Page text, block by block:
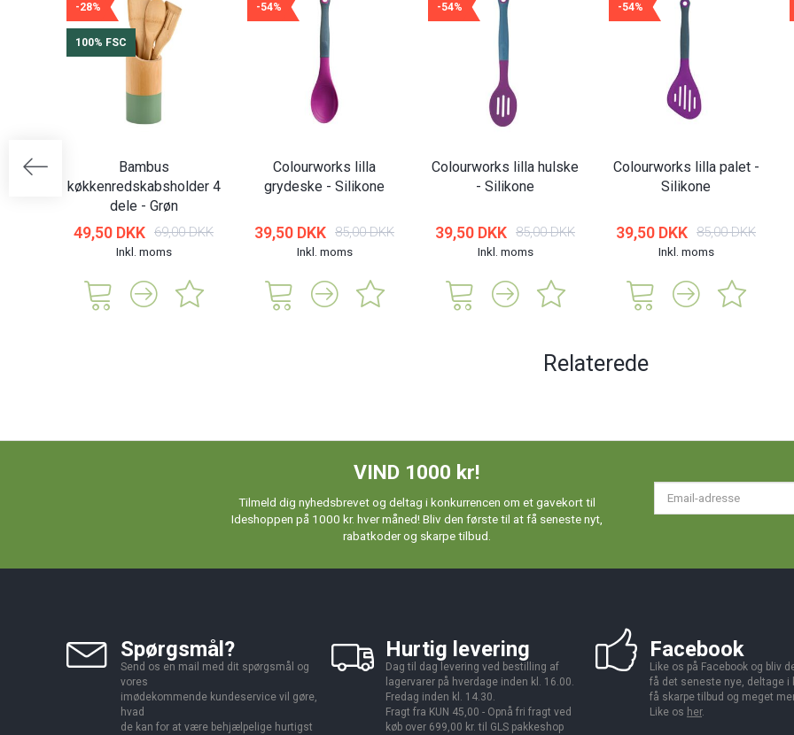
-28%
100% FSC
Bambus
køkkenredskabsholder 4
dele - Grøn
49,50 DKK 69,00 DKK
Inkl. moms
-54%
Colourworks lilla
grydeske - Silikone
39,50 DKK 85,00 DKK
Inkl. moms
-54%
Colourworks lilla hulske
- Silikone
39,50 DKK 85,00 DKK
Inkl. moms
-54%
Colourworks lilla palet -
Silikone
39,50 DKK 85,00 DKK
Inkl. moms
Relaterede
VIND 1000 kr!
Tilmeld dig nyhedsbrevet og deltag i konkurrencen om et gavekort til
Ideshoppen på 1000 kr. hver måned! Bliv den første til at få seneste nyt,
rabatkoder og skarpe tilbud.
Spørgsmål?
Send os en mail med dit spørgsmål og
vores
imødekommende kundeservice vil gøre,
hvad
de kan for at være behjælpelige hurtigst
Hurtig levering
Dag til dag levering ved bestilling af
lagervarer på hverdage inden kl. 16.00.
Fredag inden kl. 14.30.
Fragt fra KUN 45,00 - Opnå fri fragt ved
køb over 699,00 kr. til GLS pakkeshop
Facebook
Like os på Facebook og bliv
få det seneste nye, deltage i
få skarpe tilbud og meget
Like os her.